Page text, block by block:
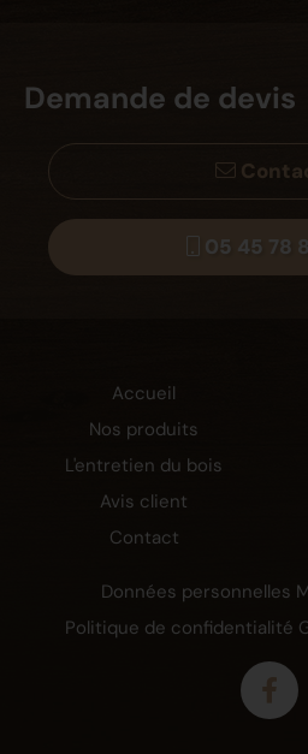
Demande de devis
05 45 78
Accueil
Nos produits
L'entretien du bois
Avis client
Contact
Données personnelles
Politique de confidentialité